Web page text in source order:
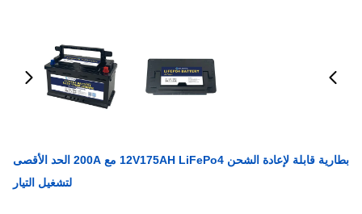
بطارية قابلة لإعادة الشحن 12V175AH LiFePo4 مع 200A الحد الأقصى
لتشغيل التيار